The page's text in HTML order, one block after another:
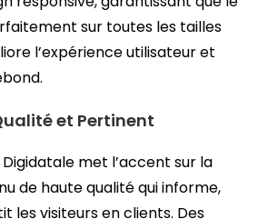
sur toutes les tailles
l’expérience utilisateur et
et Pertinent
met l’accent sur la
de haute qualité qui informe,
les visiteurs en clients. Des